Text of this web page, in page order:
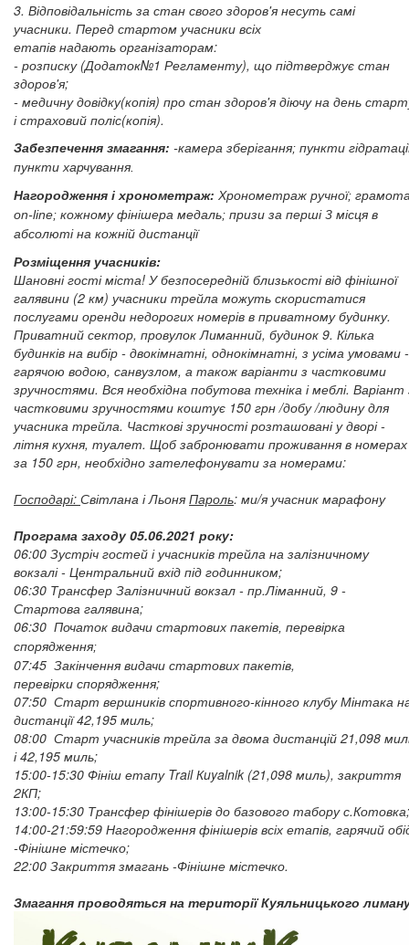
3. Відповідальність за стан свого здоров'я несуть самі
учасники. Перед стартом учасники всіх
етапів надають організаторам:
- розписку (Додаток№1 Регламенту), що підтверджує стан
здоров'я;
- медичну довідку(копія) про стан здоров'я діючу на день
і страховий поліс(копія).
Забезпечення змагання: -камера зберігання; пункти
пункти харчування.
Нагородження і хронометраж: Хронометраж ручної;
on-line; кожному фінішера медаль; призи за перші 3 місця в
абсолюті на кожній дистанції
Розміщення учасників:
Шановні гості міста! У безпосередній близькості від фінішної
галявини (2 км) учасники трейла можуть скористатися
послугами оренди недорогих номерів в приватному будинку.
Приватний сектор, провулок Лиманний, будинок 9. Кілька
будинків на вибір - двокімнатні, однокімнатні, з усіма умовами -
гарячою водою, санвузлом, а також варіанти з частковими
зручностями. Вся необхідна побутова техніка і меблі. Варіант
частковими зручностями коштує 150 грн /добу /людину для
учасника трейла. Часткові зручності розташовані у дворі -
літня кухня, туалет. Щоб забронювати проживання в номерах
за 150 грн, необхідно зателефонувати за номерами:
Господарі: Світлана і Льоня Пароль: ми/я учасник марафону
Програма заходу 05.06.2021 року:
06:00 Зустріч гостей і учасників трейла на залізничному
вокзалі - Центральний вхід під годинником;
06:30 Трансфер Залізничний вокзал - пр.Ліманний, 9 -
Стартова галявина;
06:30 Початок видачи стартових пакетів, перевірка
спорядження;
07:45 Закінчення видачи стартових пакетів,
перевірки спорядження;
07:50 Старт вершників спортивного-кінного клубу Мінтака
дистанції 42,195 миль;
08:00 Старт учасників трейла за двома дистанцій 21,098
і 42,195 миль;
15:00-15:30 Фініш етапу Trail Кuyalnik (21,098 миль), закриття
2КП;
13:00-15:30 Трансфер фінішерів до базового табору с.Котовка;
14:00-21:59:59 Нагородження фінішерів всіх етапів, гарячий
-Фінішне містечко;
22:00 Закриття змагань -Фінішне містечко.
Змагання проводяться на території Куяльницького